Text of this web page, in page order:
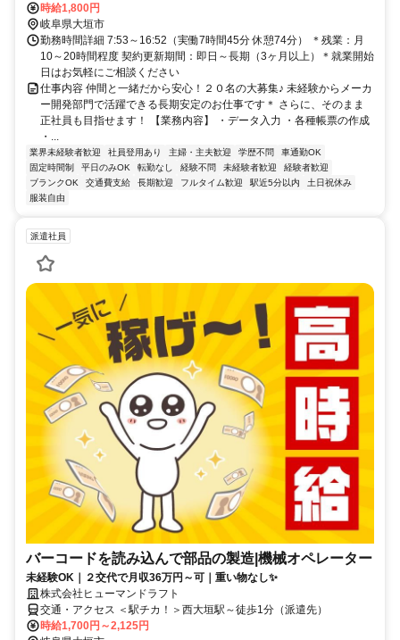
分＊車・自転車通勤OK（無料駐車場完備）
時給1,800円
岐阜県大垣市
勤務時間詳細 7:53～16:52（実働7時間45分 休憩74分） ＊残業：月
10～20時間程度 契約更新期間：即日～長期（3ヶ月以上）＊就業開始
日はお気軽にご相談ください
仕事内容 仲間と一緒だから安心！２０名の大募集♪ 未経験からメーカ
ー開発部門で活躍できる長期安定のお仕事です＊ さらに、そのまま
正社員も目指せます！ 【業務内容】 ・データ入力 ・各種帳票の作成
・...
業界未経験者歓迎 社員登用あり 主婦・主夫歓迎 学歴不問
車通勤OK
固定時間制
平日のみOK 転勤なし 経験不問 未経験者歓迎
経験者歓迎
ブランクOK
交通費支給 長期歓迎 フルタイム歓迎 駅近5分以内
土日祝休み
服装自由
派遣社員
バーコードを読み込んで部品の製造|機械オペレーター
未経験OK｜２交代で月収36万円～可｜重い物なし✨
株式会社ヒューマンドラフト
交通・アクセス ＜駅チカ！＞西大垣駅～徒歩1分（派遣先）
時給1,700円～2,125円